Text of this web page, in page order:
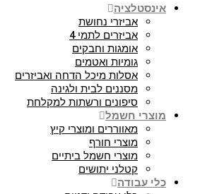
אינסטלציה
אביזרי נחושת
אביזרים לתמי 4
אומגות וחבקים
גומיות ואטמים
אסלות מיכל הדחה ואביזרים
מסננים לבית ולגינה
סיפונים ורשתות למקלחת
מוצרי חשמל
מאווררים ומוצרי קיץ
מוצרי חורף
מוצרי חשמל ביתיים
קטלני יתושים
כלי עבודה